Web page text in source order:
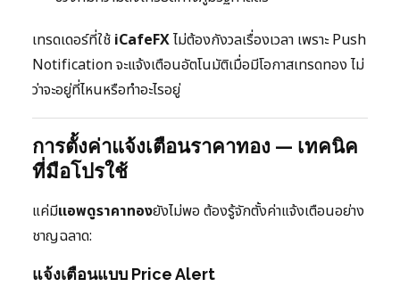
เทรดเดอร์ที่ใช้ iCafeFXไม่ต้องกังวลเรื่องเวลา เพราะ Push
Notification จะแจ้งเตือนอัตโนมัติเมื่อมีโอกาสเทรดทอง ไม่
ว่าจะอยู่ที่ไหนหรือทำอะไรอยู่
การตั้งค่าแจ้งเตือนราคาทอง — เทคนิค
ที่มือโปรใช้
แค่มีแอพดูราคาทองยังไม่พอ ต้องรู้จักตั้งค่าแจ้งเตือนอย่าง
ชาญฉลาด:
แจ้งเตือนแบบ Price Alert